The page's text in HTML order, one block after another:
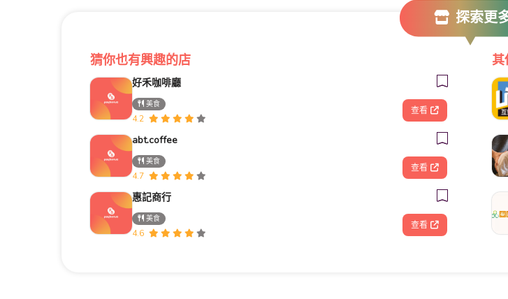
探索更
猜你也有興趣的店
好禾咖啡廳
美食
4.2
查看
abt.coffee
美食
4.7
查看
惠記商行
美食
4.6
查看
其